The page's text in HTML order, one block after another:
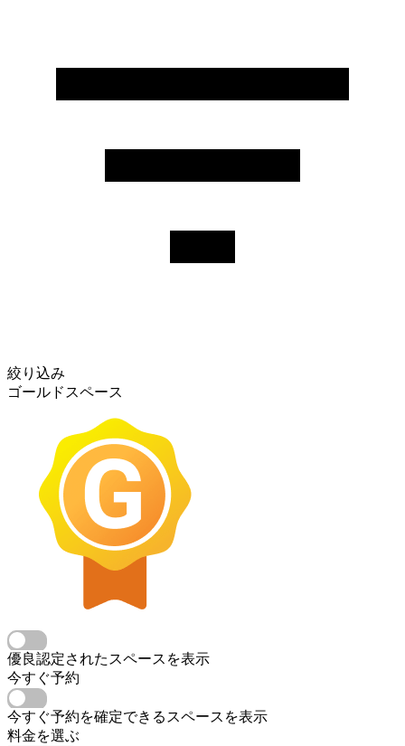
絞り込み
ゴールドスペース
優良認定されたスペースを表示
今すぐ予約
今すぐ予約を確定できるスペースを表示
料金を選ぶ